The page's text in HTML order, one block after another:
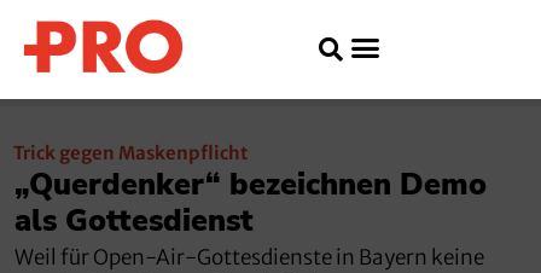
Trick gegen Maskenpflicht
„Querdenker“ bezeichnen Demo
als Gottesdienst
Weil für Open-Air-Gottesdienste in Bayern keine